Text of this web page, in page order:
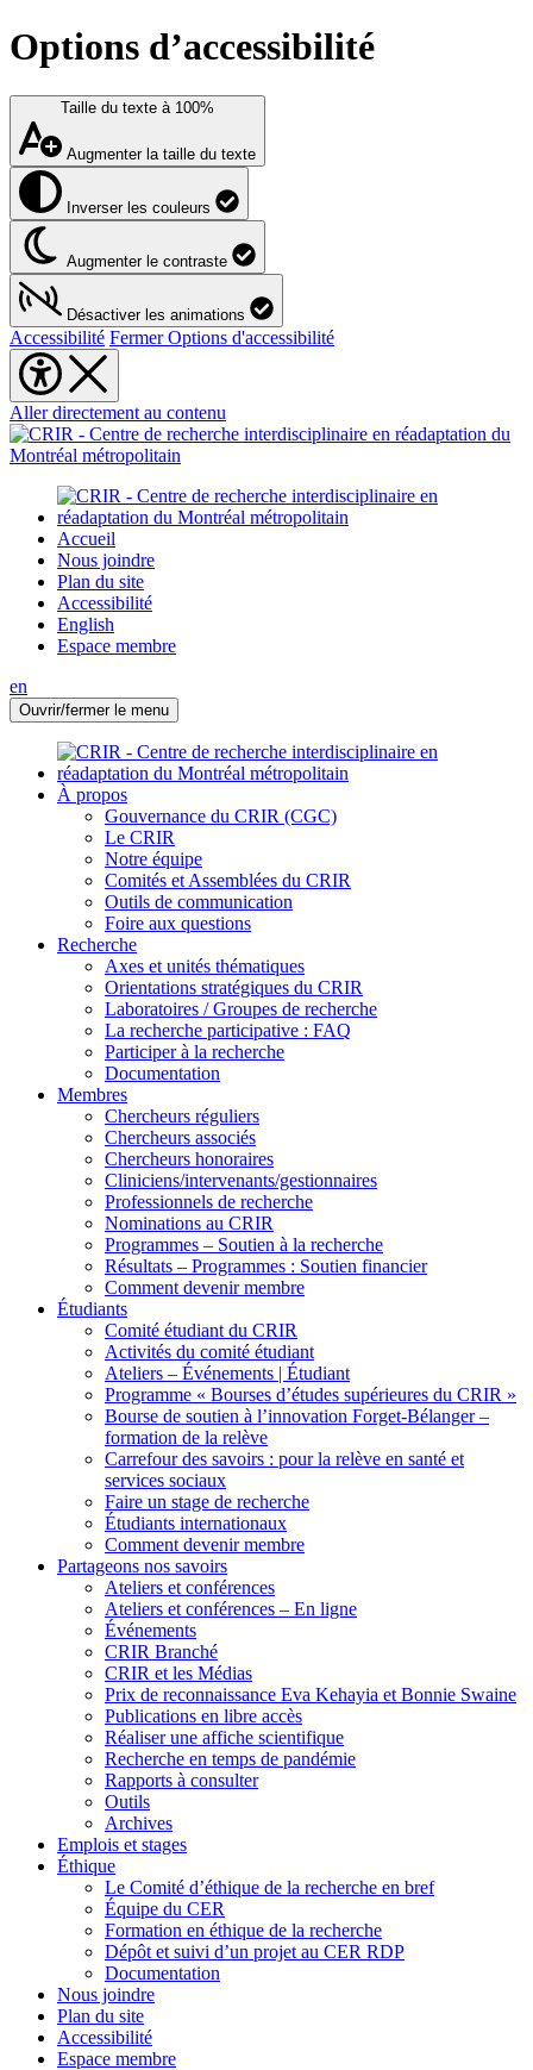
Options d’accessibilité
Taille du texte à 100%
Augmenter la taille du texte
Inverser les couleurs
Augmenter le contraste
Désactiver les animations
Accessibilité Fermer Options d'accessibilité
Aller directement au contenu
Accueil
Nous joindre
Plan du site
Accessibilité
English
Espace membre
en
Ouvrir/fermer le menu
À propos
Gouvernance du CRIR (CGC)
Le CRIR
Notre équipe
Comités et Assemblées du CRIR
Outils de communication
Foire aux questions
Recherche
Axes et unités thématiques
Orientations stratégiques du CRIR
Laboratoires / Groupes de recherche
La recherche participative : FAQ
Participer à la recherche
Documentation
Membres
Chercheurs réguliers
Chercheurs associés
Chercheurs honoraires
Cliniciens/intervenants/gestionnaires
Professionnels de recherche
Nominations au CRIR
Programmes – Soutien à la recherche
Résultats – Programmes : Soutien financier
Comment devenir membre
Étudiants
Comité étudiant du CRIR
Activités du comité étudiant
Ateliers – Événements | Étudiant
Programme « Bourses d’études supérieures du CRIR »
Bourse de soutien à l’innovation Forget-Bélanger –
formation de la relève
Carrefour des savoirs : pour la relève en santé et
services sociaux
Faire un stage de recherche
Étudiants internationaux
Comment devenir membre
Partageons nos savoirs
Ateliers et conférences
Ateliers et conférences – En ligne
Événements
CRIR Branché
CRIR et les Médias
Prix de reconnaissance Eva Kehayia et Bonnie Swaine
Publications en libre accès
Réaliser une affiche scientifique
Recherche en temps de pandémie
Rapports à consulter
Outils
Archives
Emplois et stages
Éthique
Le Comité d’éthique de la recherche en bref
Équipe du CER
Formation en éthique de la recherche
Dépôt et suivi d’un projet au CER RDP
Documentation
Nous joindre
Plan du site
Accessibilité
Espace membre